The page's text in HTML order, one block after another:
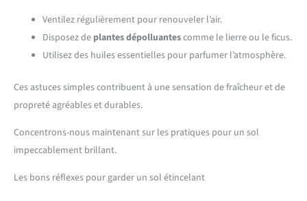
Ventilez régulièrement pour renouveler l’air.
Disposez de plantes dépolluantescomme le lierre ou le ficus.
Utilisez des huiles essentielles pour parfumer l’atmosphère.
Ces astuces simples contribuent à une sensation de fraîcheur et de
propreté agréables et durables.
Concentrons-nous maintenant sur les pratiques pour un sol
impeccablement brillant.
Les bons réflexes pour garder un sol étincelant